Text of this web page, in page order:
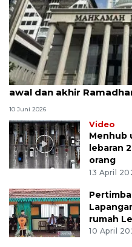
MK uji materi UU
awal dan akhir
10 Juni 2026
Video
Menhub
lebaran
orang
13 April
rumah
10 April